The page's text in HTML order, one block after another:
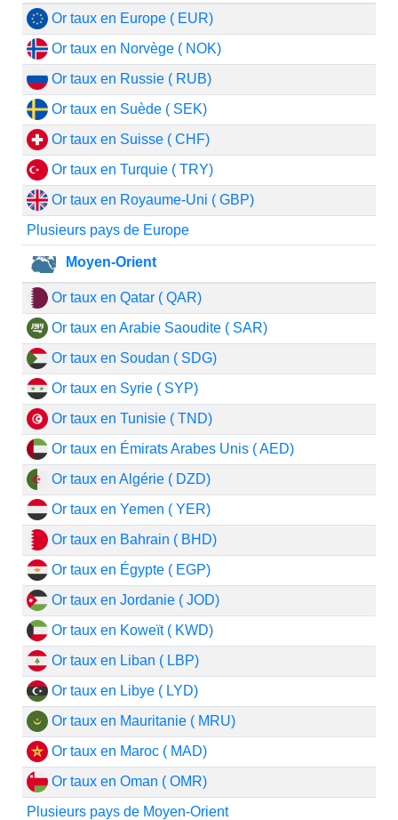
Or taux en Europe ( EUR)
Or taux en Norvège ( NOK)
Or taux en Russie ( RUB)
Or taux en Suède ( SEK)
Or taux en Suisse ( CHF)
Or taux en Turquie ( TRY)
Or taux en Royaume-Uni ( GBP)
Plusieurs pays de Europe
Moyen-Orient
Or taux en Qatar ( QAR)
Or taux en Arabie Saoudite ( SAR)
Or taux en Soudan ( SDG)
Or taux en Syrie ( SYP)
Or taux en Tunisie ( TND)
Or taux en Émirats Arabes Unis ( AED)
Or taux en Algérie ( DZD)
Or taux en Yemen ( YER)
Or taux en Bahrain ( BHD)
Or taux en Égypte ( EGP)
Or taux en Jordanie ( JOD)
Or taux en Koweït ( KWD)
Or taux en Liban ( LBP)
Or taux en Libye ( LYD)
Or taux en Mauritanie ( MRU)
Or taux en Maroc ( MAD)
Or taux en Oman ( OMR)
Plusieurs pays de Moyen-Orient